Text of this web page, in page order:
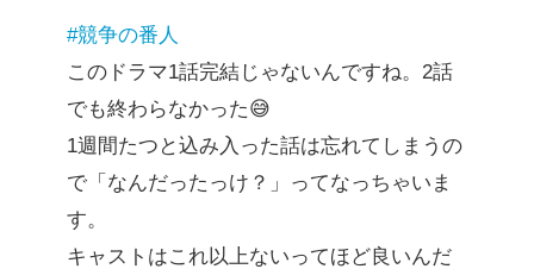
#競争の番人
このドラマ1話完結じゃないんですね。2話
でも終わらなかった😅
1週間たつと込み入った話は忘れてしまうの
で「なんだったっけ？」ってなっちゃいま
す。
キャストはこれ以上ないってほど良いんだ